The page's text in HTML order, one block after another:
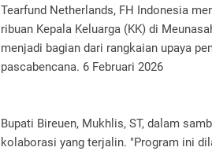
Tearfund Netherlands, FH Indonesia
ribuan Kepala Keluarga (KK) di
menjadi bagian dari rangkaian upaya
pascabencana. 6 Februari 2026
Bupati Bireuen, Mukhlis, ST, dalam
kolaborasi yang terjalin. "Program ini